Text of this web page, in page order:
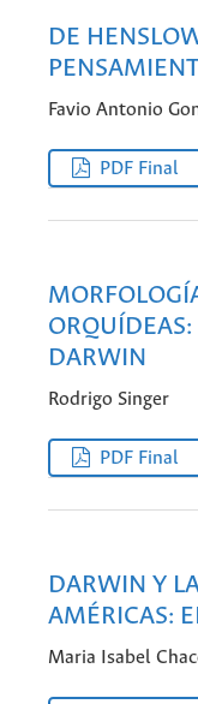
DE
Favio Antonio
PDF Final
DARWIN
Rodrigo Singer
PDF Final
DARWIN Y
AMÉRICAS:
Maria Isabel